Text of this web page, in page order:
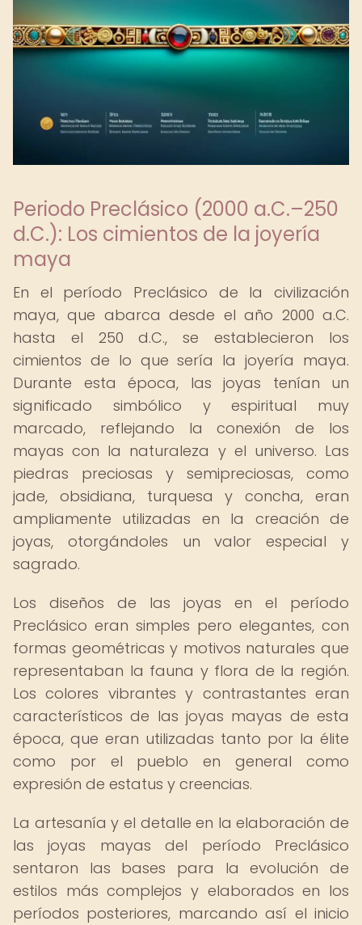
Periodo Preclásico (2000 a.C.–250
d.C.): Los cimientos de la joyería
maya
En el período Preclásico de la civilización
maya, que abarca desde el año 2000 a.C.
hasta el 250 d.C., se establecieron los
cimientos de lo que sería la joyería maya.
Durante esta época, las joyas tenían un
significado simbólico y espiritual muy
marcado, reflejando la conexión de los
mayas con la naturaleza y el universo. Las
piedras preciosas y semipreciosas, como
jade, obsidiana, turquesa y concha, eran
ampliamente utilizadas en la creación de
joyas, otorgándoles un valor especial y
sagrado.
Los diseños de las joyas en el período
Preclásico eran simples pero elegantes, con
formas geométricas y motivos naturales que
representaban la fauna y flora de la región.
Los colores vibrantes y contrastantes eran
característicos de las joyas mayas de esta
época, que eran utilizadas tanto por la élite
como por el pueblo en general como
expresión de estatus y creencias.
La artesanía y el detalle en la elaboración de
las joyas mayas del período Preclásico
sentaron las bases para la evolución de
estilos más complejos y elaborados en los
períodos posteriores, marcando así el inicio